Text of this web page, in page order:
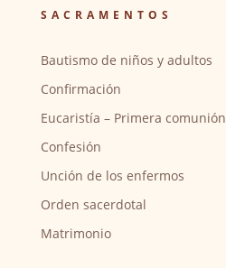
SACRAMENTOS
Bautismo de niños y adultos
Confirmación
Eucaristía – Primera comunión
Confesión
Unción de los enfermos
Orden sacerdotal
Matrimonio